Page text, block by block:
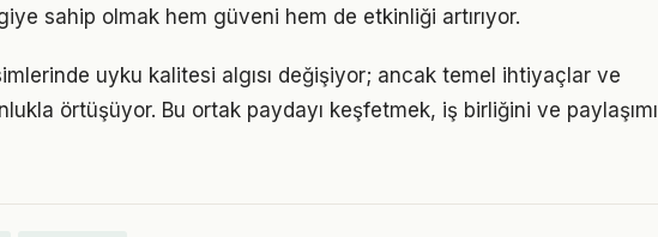
sahip olmak hem güveni hem de etkinliği artırıyor.
uyku kalitesi algısı değişiyor; ancak temel ihtiyaçlar ve
örtüşüyor. Bu ortak paydayı keşfetmek, iş birliğini ve paylaşımı